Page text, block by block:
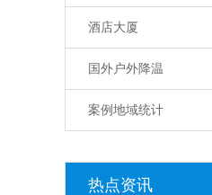
酒店大厦
国外户外降温
案例地域统计
热点资讯